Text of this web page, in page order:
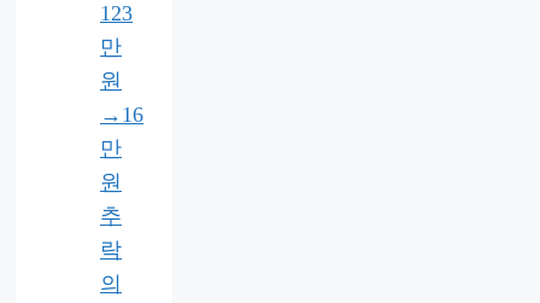
123
만
원
→16
만
원
추
락
의